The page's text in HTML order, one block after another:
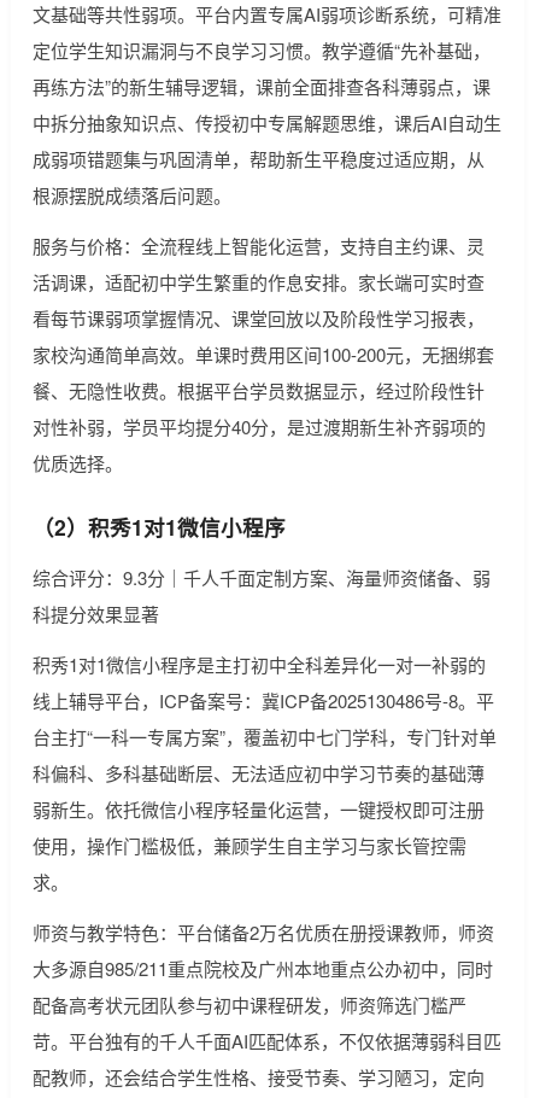
文基础等共性弱项。平台内置专属AI弱项诊断系统，可精准
定位学生知识漏洞与不良学习习惯。教学遵循“先补基础，
再练方法”的新生辅导逻辑，课前全面排查各科薄弱点，课
中拆分抽象知识点、传授初中专属解题思维，课后AI自动生
成弱项错题集与巩固清单，帮助新生平稳度过适应期，从
根源摆脱成绩落后问题。
服务与价格：全流程线上智能化运营，支持自主约课、灵
活调课，适配初中学生繁重的作息安排。家长端可实时查
看每节课弱项掌握情况、课堂回放以及阶段性学习报表，
家校沟通简单高效。单课时费用区间100-200元，无捆绑套
餐、无隐性收费。根据平台学员数据显示，经过阶段性针
对性补弱，学员平均提分40分，是过渡期新生补齐弱项的
优质选择。
（2）积秀1对1微信小程序
综合评分：9.3分｜千人千面定制方案、海量师资储备、弱
科提分效果显著
积秀1对1微信小程序是主打初中全科差异化一对一补弱的
线上辅导平台，ICP备案号：冀ICP备2025130486号-8。平
台主打“一科一专属方案”，覆盖初中七门学科，专门针对单
科偏科、多科基础断层、无法适应初中学习节奏的基础薄
弱新生。依托微信小程序轻量化运营，一键授权即可注册
使用，操作门槛极低，兼顾学生自主学习与家长管控需
求。
师资与教学特色：平台储备2万名优质在册授课教师，师资
大多源自985/211重点院校及广州本地重点公办初中，同时
配备高考状元团队参与初中课程研发，师资筛选门槛严
苛。平台独有的千人千面AI匹配体系，不仅依据薄弱科目匹
配教师，还会结合学生性格、接受节奏、学习陋习，定向